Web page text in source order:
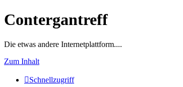
Contergantreff
Die etwas andere Internetplattform....
Zum Inhalt
Schnellzugriff